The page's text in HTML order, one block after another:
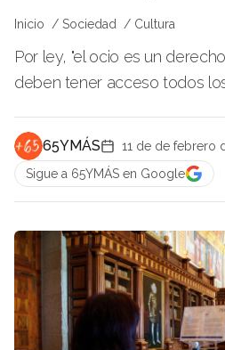
Inicio Sociedad Cultura
Por ley, "el ocio es un
deben tener acceso todos
65YMÁS
11 de de febrero
Sigue a 65YMÁS en Google